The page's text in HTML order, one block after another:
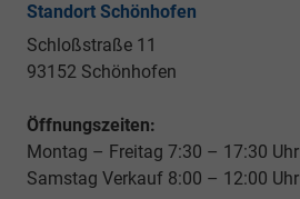
Standort Schönhofen
Schloßstraße 11
93152 Schönhofen
Öffnungszeiten:
Montag – Freitag 7:30 – 17:30 Uhr
Samstag Verkauf 8:00 – 12:00 Uhr